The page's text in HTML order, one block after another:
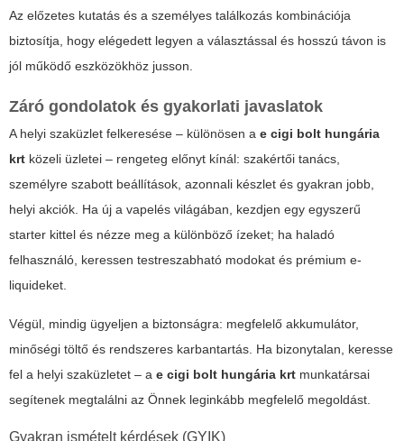
Az előzetes kutatás és a személyes találkozás kombinációja
biztosítja, hogy elégedett legyen a választással és hosszú távon is
jól működő eszközökhöz jusson.
Záró gondolatok és gyakorlati javaslatok
A helyi szaküzlet felkeresése – különösen a e cigi bolt hungária
krt közeli üzletei – rengeteg előnyt kínál: szakértői tanács,
személyre szabott beállítások, azonnali készlet és gyakran jobb,
helyi akciók. Ha új a vapelés világában, kezdjen egy egyszerű
starter kittel és nézze meg a különböző ízeket; ha haladó
felhasználó, keressen testreszabható modokat és prémium e-
liquideket.
Végül, mindig ügyeljen a biztonságra: megfelelő akkumulátor,
minőségi töltő és rendszeres karbantartás. Ha bizonytalan, keresse
fel a helyi szaküzletet – a e cigi bolt hungária krt munkatársai
segítenek megtalálni az Önnek leginkább megfelelő megoldást.
Gyakran ismételt kérdések (GYIK)